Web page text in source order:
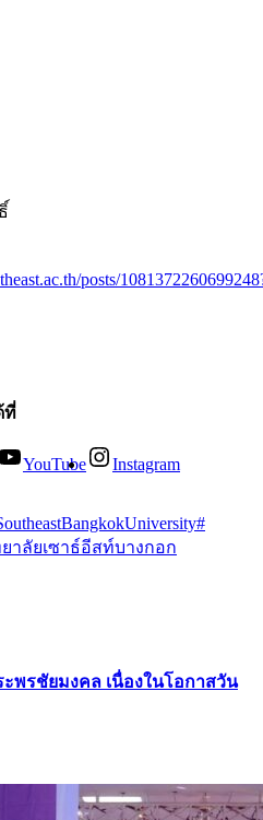
posts/
ที่
YouTube
Instagram
#
าลัยเซาธ์อีสท์บางกอก
พรชัยมงคล เนื่องในโอกาสวัน